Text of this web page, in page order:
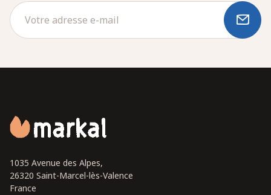
1035 Avenue des Alpes,
26320 Saint-Marcel-lès-Valence
France